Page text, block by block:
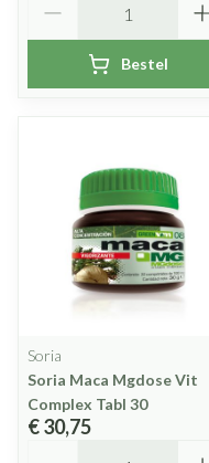
Bestel
Soria
Soria Maca Mgdose Vit
Complex Tabl 30
€ 30,75